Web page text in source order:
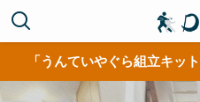
「うんていやぐら組立キッ